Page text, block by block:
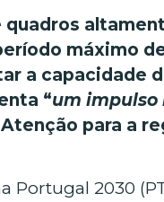
quadros
máximo
a capacidade
“um impulso
Atenção para a
2030